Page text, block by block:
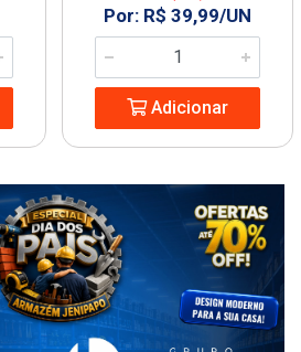
Por: R$ 39,99/UN
Adicionar